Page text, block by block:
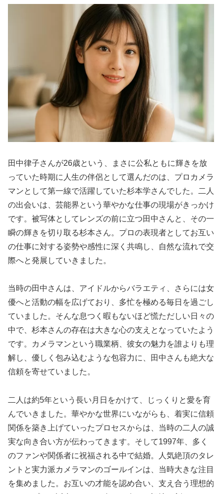
田中律子さんが26歳という、まさに公私ともに輝きを放
っていた時期に人生の伴侶として選んだのは、プロカメラ
マンとして第一線で活躍していた杉本学さんでした。二人
の出会いは、芸能界という華やかな仕事の現場がきっかけ
です。被写体としてレンズの前に立つ田中さんと、その一
瞬の輝きを切り取る杉本さん。プロの表現者としてお互い
の仕事に対する姿勢や感性に深く共鳴し、自然な流れで交
際へと発展していきました。
当時の田中さんは、アイドルからバラエティ、さらには女
優へと活動の幅を広げており、多忙を極める毎日を過ごし
ていました。そんな息つく暇もないほど慌ただしい日々の
中で、杉本さんの存在は大きな心の支えとなっていたよう
です。カメラマンという職業柄、彼女の魅力を誰よりも理
解し、優しく包み込むような包容力に、田中さんも絶大な
信頼を寄せていました。
二人は約5年という長い月日をかけて、じっくりと愛を育
んでいきました。華やかな世界にいながらも、着実に信頼
関係を築き上げていったプロセスからは、当時の二人の誠
実な向き合い方が伝わってきます。そして1997年、多く
のファンや関係者に祝福される中で結婚。人気絶頂のタレ
ントと実力派カメラマンのゴールインは、当時大きな注目
を集めました。お互いの才能を認め合い、支え合う理想的